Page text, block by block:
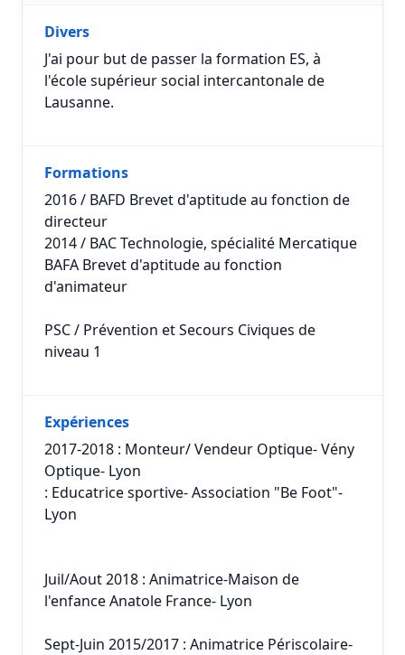
Divers
J'ai pour but de passer la formation ES, à
l'école supérieur social intercantonale de
Lausanne.
Formations
2016 / BAFD Brevet d'aptitude au fonction de
directeur
2014 / BAC Technologie, spécialité Mercatique
BAFA Brevet d'aptitude au fonction
d'animateur
PSC / Prévention et Secours Civiques de
niveau 1
Expériences
2017-2018 : Monteur/ Vendeur Optique- Vény
Optique- Lyon
: Educatrice sportive- Association "Be Foot"-
Lyon
Juil/Aout 2018 : Animatrice-Maison de
l'enfance Anatole France- Lyon
Sept-Juin 2015/2017 : Animatrice Périscolaire-